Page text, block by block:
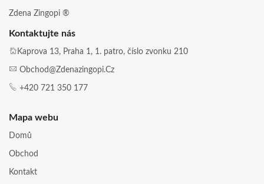
Zdena Zingopi ®
Kontaktujte nás
Kaprova 13, Praha 1, 1. patro, číslo zvonku 210
Obchod@zdenazingopi.cz
+420 721 350 177
Mapa webu
Domů
Obchod
Kontakt